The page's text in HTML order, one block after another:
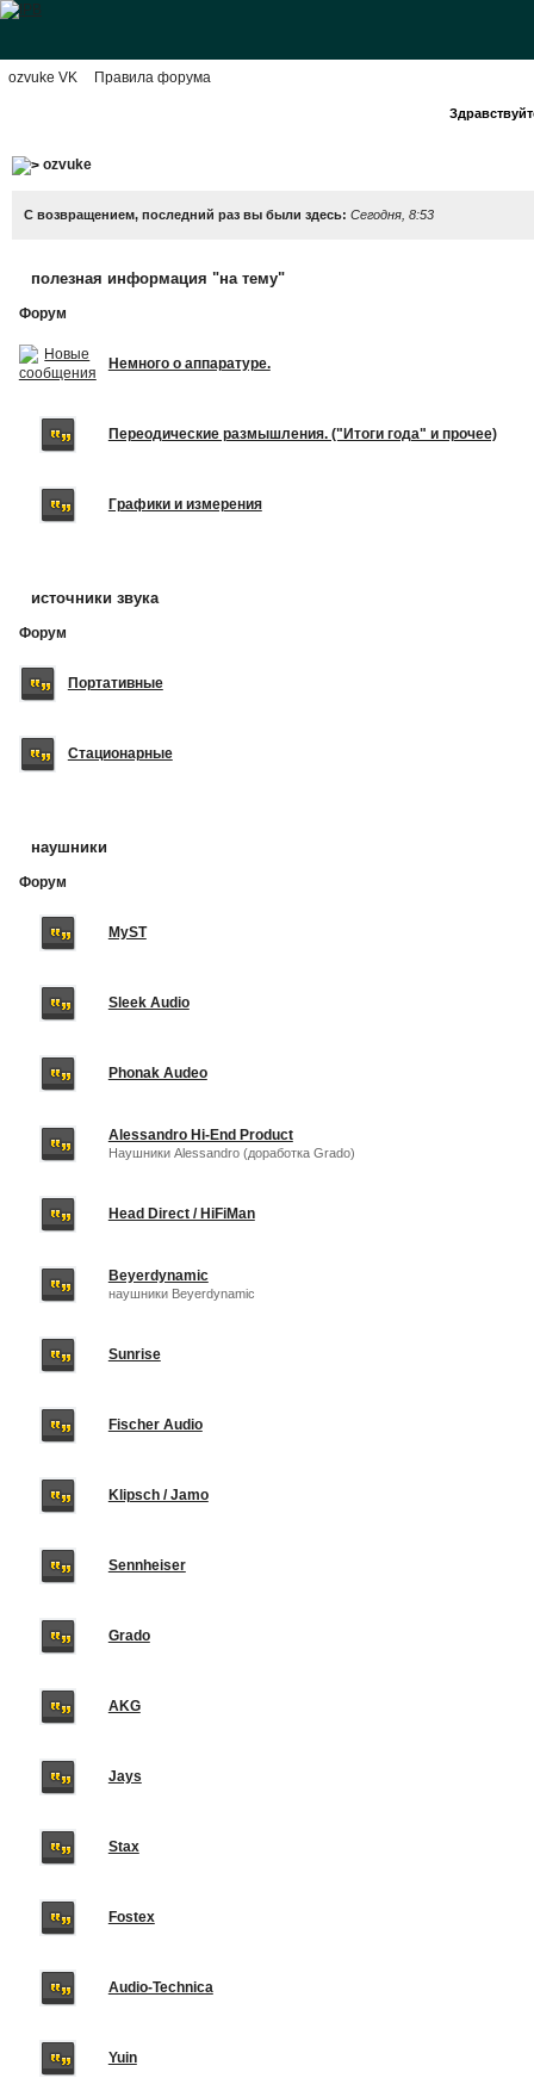
ozvuke VK Правила форума
ozvuke
С возвращением, последний раз вы были здесь: Сегодня, 8:53
полезная информация "на тему"
Форум
Немного о аппаратуре.
Переодические размышления. ("Итоги года" и прочее)
Графики и измерения
источники звука
Форум
Портативные
Стационарные
наушники
Форум
MyST
Sleek Audio
Phonak Audeo
Alessandro Hi-End Product
Наушники Alessandro (доработка Grado)
Head Direct / HiFiMan
Beyerdynamic
наушники Beyerdynamic
Sunrise
Fischer Audio
Klipsch / Jamo
Sennheiser
Grado
AKG
Jays
Stax
Fostex
Audio-Technica
Yuin